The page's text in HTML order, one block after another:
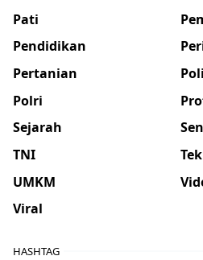
Pati
Pendidikan
Pertanian
Polri
Sejarah
TNI
UMKM
Viral
HASHTAG